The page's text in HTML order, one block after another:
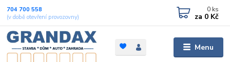
Menu
704 700 558
(v době otevření provozovny)
0 ks
za 0 Kč